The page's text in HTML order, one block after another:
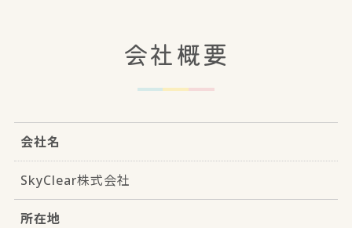
会社概要
会社名
SkyClear株式会社
所在地